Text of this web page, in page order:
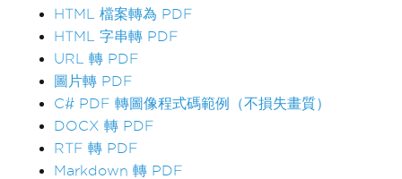
HTML 檔案轉為 PDF
HTML 字串轉 PDF
URL 轉 PDF
圖片轉 PDF
C# PDF 轉圖像程式碼範例（不損失畫質）
DOCX 轉 PDF
RTF 轉 PDF
Markdown 轉 PDF